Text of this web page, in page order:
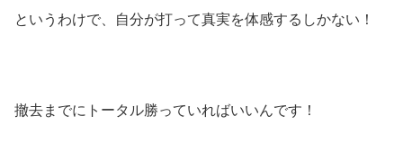
というわけで、自分が打って真実を体感するしかない！
撤去までにトータル勝っていればいいんです！